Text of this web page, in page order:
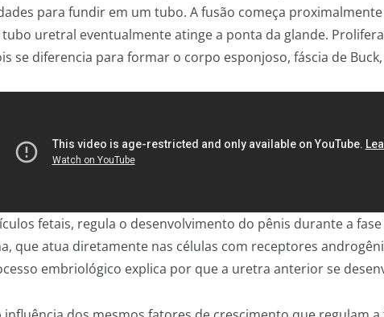
para fundir em um tubo. A fusão começa
uretral eventualmente atinge a ponta da glande.
se diferencia para formar o corpo esponjoso, fáscia de
fetais, regula o desenvolvimento do pênis durante a
que atua diretamente nas células com receptores
embriológico explica por que a uretra anterior se